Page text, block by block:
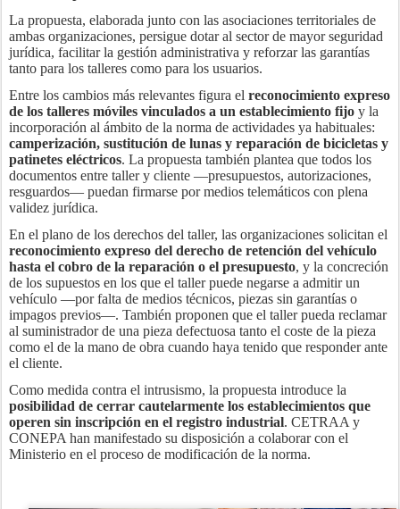
La propuesta, elaborada junto con las asociaciones territoriales de
ambas organizaciones, persigue dotar al sector de mayor seguridad
jurídica, facilitar la gestión administrativa y reforzar las garantías
tanto para los talleres como para los usuarios.
Entre los cambios más relevantes figura el reconocimiento expreso
de los talleres móviles vinculados a un establecimiento fijo y la
incorporación al ámbito de la norma de actividades ya habituales:
camperización, sustitución de lunas y reparación de bicicletas y
patinetes eléctricos. La propuesta también plantea que todos los
documentos entre taller y cliente —presupuestos, autorizaciones,
resguardos— puedan firmarse por medios telemáticos con plena
validez jurídica.
En el plano de los derechos del taller, las organizaciones solicitan el
reconocimiento expreso del derecho de retención del vehículo
hasta el cobro de la reparación o el presupuesto, y la concreción
de los supuestos en los que el taller puede negarse a admitir un
vehículo —por falta de medios técnicos, piezas sin garantías o
impagos previos—. También proponen que el taller pueda reclamar
al suministrador de una pieza defectuosa tanto el coste de la pieza
como el de la mano de obra cuando haya tenido que responder ante
el cliente.
Como medida contra el intrusismo, la propuesta introduce la
posibilidad de cerrar cautelarmente los establecimientos que
operen sin inscripción en el registro industrial. CETRAA y
CONEPA han manifestado su disposición a colaborar con el
Ministerio en el proceso de modificación de la norma.